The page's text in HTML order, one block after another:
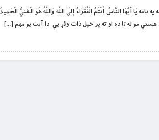
مو له تا ده او ته پر خپل ذات ولاړ يې دا آیت يو مهم […]